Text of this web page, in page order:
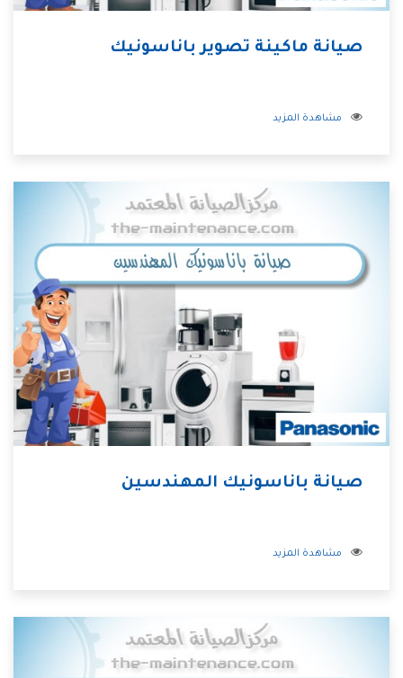
صيانة ماكينة تصوير باناسونيك
مشاهدة المزيد
صيانة باناسونيك المهندسين
مشاهدة المزيد